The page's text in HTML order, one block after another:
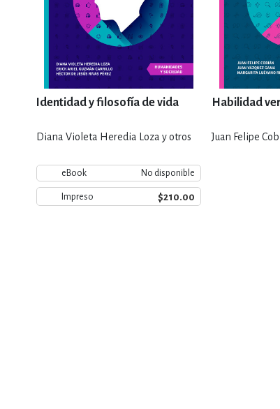
Identidad y filosofía de vida
Diana Violeta Heredia Loza y otros
eBook No disponible
Impreso $210.00
Habilidad
Juan Felipe